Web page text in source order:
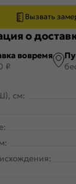
Вызвать
о
вовремя
₽
см: